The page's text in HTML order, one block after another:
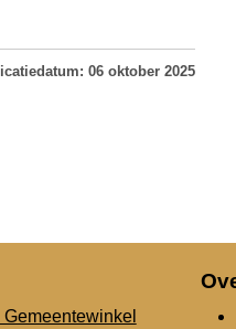
06 oktober 2025